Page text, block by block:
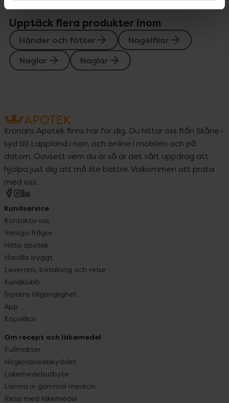
Upptäck flera produkter inom
Händer och fötter
Nagelfilar
Naglar
Naglar
Kronans Apotek finns här för dig. Du hittar oss från Skåne i
syd till Lappland i norr, och online i mobilen och på
datorn. Oavsett vem du är så är det vårt uppdrag att
hjälpa just dig att må lite bättre. Välkommen att prata
med oss.
Kundservice
Kontakta oss
Vanliga frågor
Hitta apotek
Handla tryggt
Leverans, betalning och retur
Kundklubb
Sajtens tillgänglighet
App
Köpvillkor
Om recept och läkemedel
Fullmakter
Högkostnadsskyddet
Läkemedelsutbyte
Lämna in gammal medicin
Resa med läkemedel